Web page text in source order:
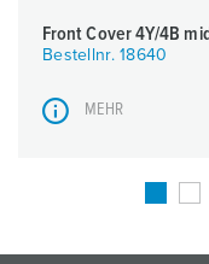
Front Cover 4Y/4B
Bestellnr. 18640
MEHR